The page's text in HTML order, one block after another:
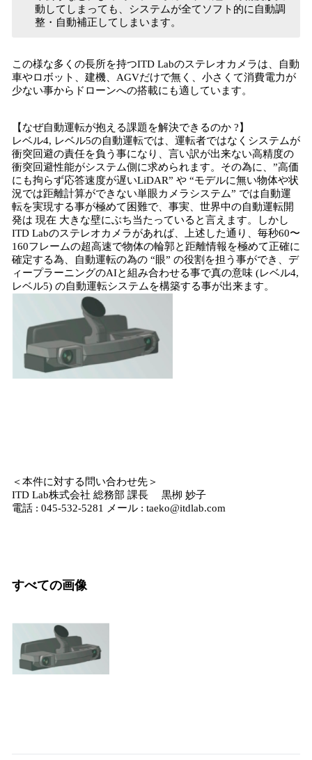
動してしまっても、システムが全てソフト的に自動調
整・自動補正してしまいます。
この様な多くの長所を持つITD Labのステレオカメラは、自動
車やロボット、建機、AGVだけで無く、小さくて消費電力が
少ない事からドローンへの搭載にも適しています。
【なぜ自動運転が抱える課題を解決できるのか ?】
レベル4, レベル5の自動運転では、運転者ではなくシステムが
衝突回避の責任を負う事になり、言い訳が出来ない高精度の
衝突回避性能がシステム側に求められます。その為に、”高価
にも拘らず応答速度が遅いLiDAR” や “モデルに無い物体や状
況では距離計算ができない単眼カメラシステム” では自動運
転を実現する事が極めて困難で、事実、世界中の自動運転開
発は 現在 大きな壁にぶち当たっていると言えます。しかし
ITD Labのステレオカメラがあれば、上述した通り、毎秒60〜
160フレームの超高速で物体の輪郭と距離情報を極めて正確に
確定する為、自動運転の為の “眼” の役割を担う事ができ、デ
ィープラーニングのAIと組み合わせる事で真の意味 (レベル4,
レベル5) の自動運転システムを構築する事が出来ます。
＜本件に対する問い合わせ先＞
ITD Lab株式会社 総務部 課長 黒栁 妙子
電話 : 045-532-5281 メール : taeko@itdlab.com
すべての画像